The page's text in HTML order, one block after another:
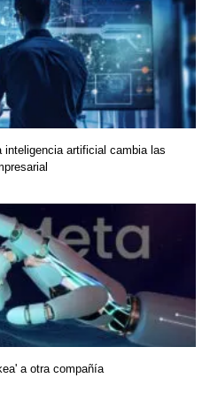
inteligencia artificial cambia las
a otra compañía